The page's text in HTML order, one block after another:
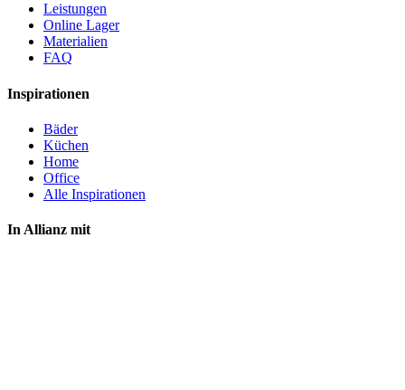
Leistungen
Online Lager
Materialien
FAQ
Inspirationen
Bäder
Küchen
Home
Office
Alle Inspirationen
In Allianz mit